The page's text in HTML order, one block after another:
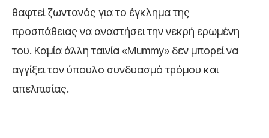
θαφτεί ζωντανός για το έγκλημα της
προσπάθειας να αναστήσει την νεκρή ερωμένη
του. Καμία άλλη ταινία «Mummy» δεν μπορεί να
αγγίξει τον ύπουλο συνδυασμό τρόμου και
απελπισίας.